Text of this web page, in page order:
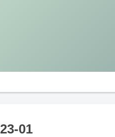
01